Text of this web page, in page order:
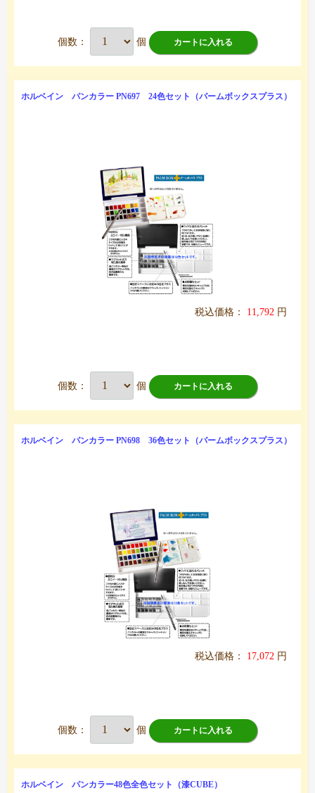
個数： 個 カートに入れる
ホルベイン パンカラー PN697 24色セット（パームボックスプラス）
税込価格： 11,792 円
個数： 個 カートに入れる
ホルベイン パンカラー PN698 36色セット（パームボックスプラス）
税込価格： 17,072 円
個数： 個 カートに入れる
ホルベイン パンカラー48色全色セット（漆CUBE）